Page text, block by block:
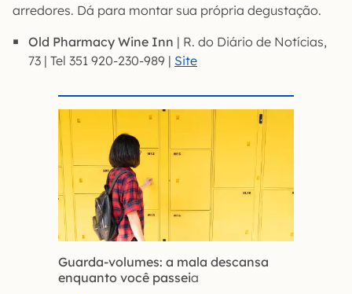
arredores. Dá para montar sua própria degustação.
Old Pharmacy Wine Inn | R. do Diário de Notícias,
73 | Tel 351 920-230-989 | Site
Guarda-volumes: a mala descansa
enquanto você passeia